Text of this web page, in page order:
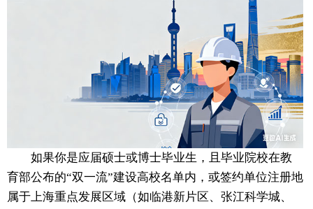
如果你是应届硕士或博士毕业生，且毕业院校在教
育部公布的“双一流”建设高校名单内，或签约单位注册地
属于上海重点发展区域（如临港新片区、张江科学城、